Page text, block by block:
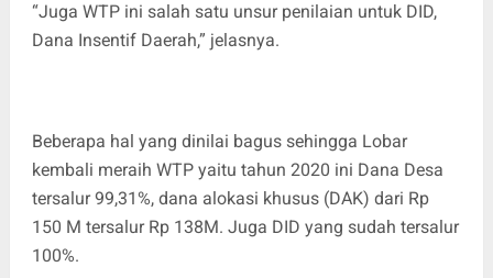
“Juga WTP ini salah satu unsur penilaian untuk DID,
Dana Insentif Daerah,” jelasnya.
Beberapa hal yang dinilai bagus sehingga Lobar
kembali meraih WTP yaitu tahun 2020 ini Dana Desa
tersalur 99,31%, dana alokasi khusus (DAK) dari Rp
150 M tersalur Rp 138M. Juga DID yang sudah tersalur
100%.